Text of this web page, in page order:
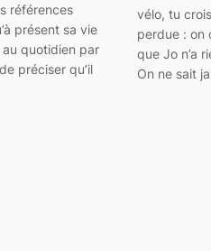
références
présent sa vie
quotidien par
préciser qu’il
vélo, tu
perdue : on
que Jo n’a
On ne sait